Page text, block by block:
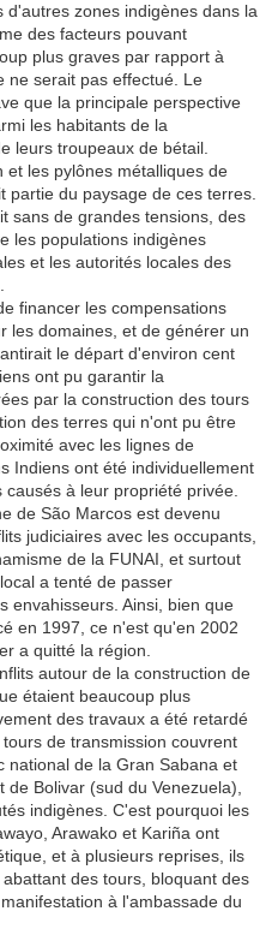
zones indigènes dans la
des facteurs pouvant
plus graves par rapport à
ne serait pas effectué. Le
que la principale perspective
les habitants de la
leurs troupeaux de bétail.
et les pylônes métalliques de
du paysage de ces terres.
sans de grandes tensions, des
les populations indigènes
et les autorités locales des
financer les compensations
les domaines, et de générer un
le départ d'environ cent
ont pu garantir la
par la construction des tours
des terres qui n'ont pu être
avec les lignes de
Indiens ont été individuellement
à leur propriété privée.
de São Marcos est devenu
judiciaires avec les occupants,
de la FUNAI, et surtout
a tenté de passer
envahisseurs. Ainsi, bien que
en 1997, ce n'est qu'en 2002
a quitté la région.
autour de la construction de
étaient beaucoup plus
des travaux a été retardé
de transmission couvrent
national de la Gran Sabana et
Bolivar (sud du Venezuela),
indigènes. C'est pourquoi les
Arawako et Kariña ont
et à plusieurs reprises, ils
des tours, bloquant des
à l'ambassade du